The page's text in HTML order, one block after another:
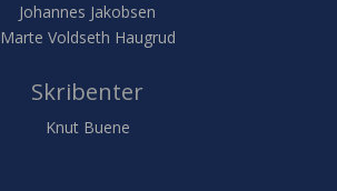
Johannes Jakobsen
Marte Voldseth Haugrud
Skribenter
Knut Buene